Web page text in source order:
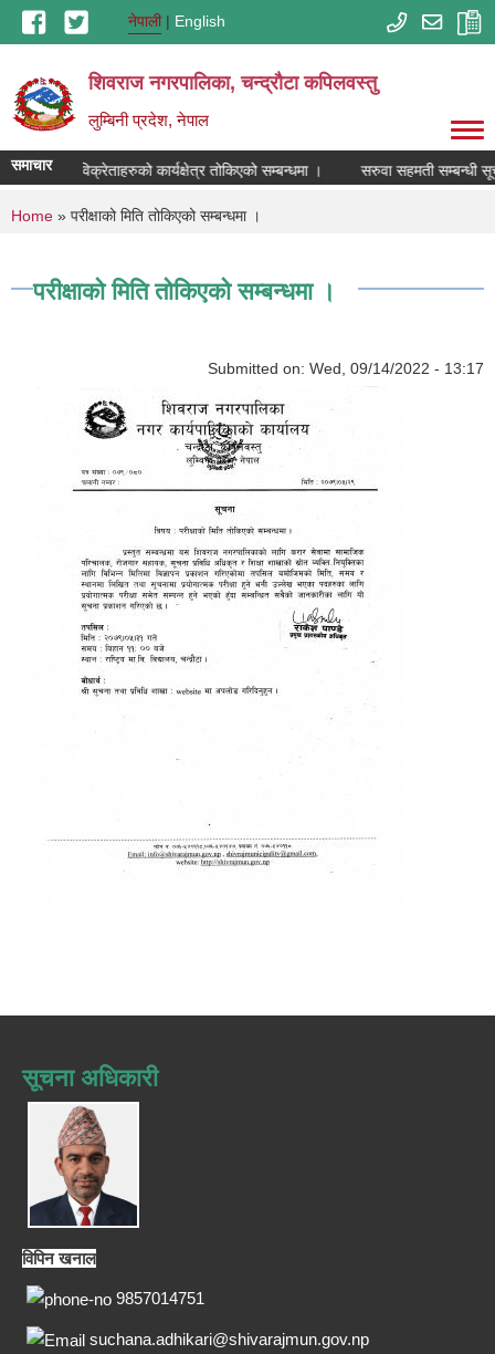
Skip to main contentनेपाली English
शिवराज नगरपालिका, चन्द्राैटा कपिलवस्तु
लुम्बिनी प्रदेश, नेपाल
समाचारमल विक्रेताहरुको कार्यक्षेत्र तोकिएको सम्बन्धमा । सरुवा सहमती सम्बन्धी
You are here
Home » परीक्षाको मिति तोकिएको सम्बन्धमा ।
परीक्षाको मिति तोकिएको सम्बन्धमा ।
Submitted on: Wed, 09/14/2022 - 13:17
सूचना अधिकारी
विपिन खनाल
9857014751
suchana.adhikari@shivarajmun.gov.np